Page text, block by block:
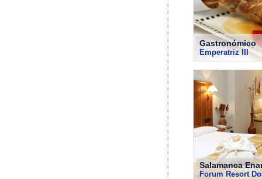
Gastronómico
Emperatriz III
Salamanca
Forum Resort